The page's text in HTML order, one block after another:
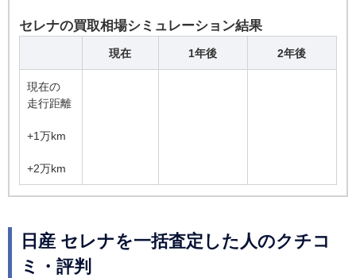
セレナの買取相場シミュレーション結果
現在 1年後 2年後
現在の
走行距離
+1万km
+2万km
日産 セレナを一括査定した人のクチコ
ミ・評判